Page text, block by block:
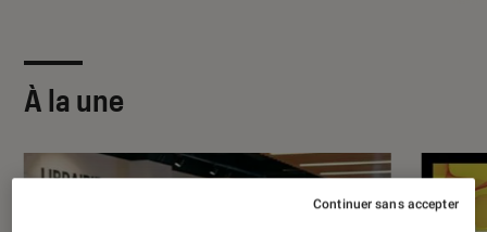
À la une
Continuer sans accepter